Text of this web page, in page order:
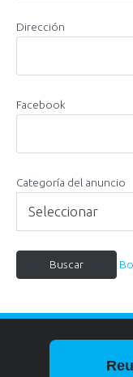
Dirección
Facebook
Categoría del anuncio
Seleccionar